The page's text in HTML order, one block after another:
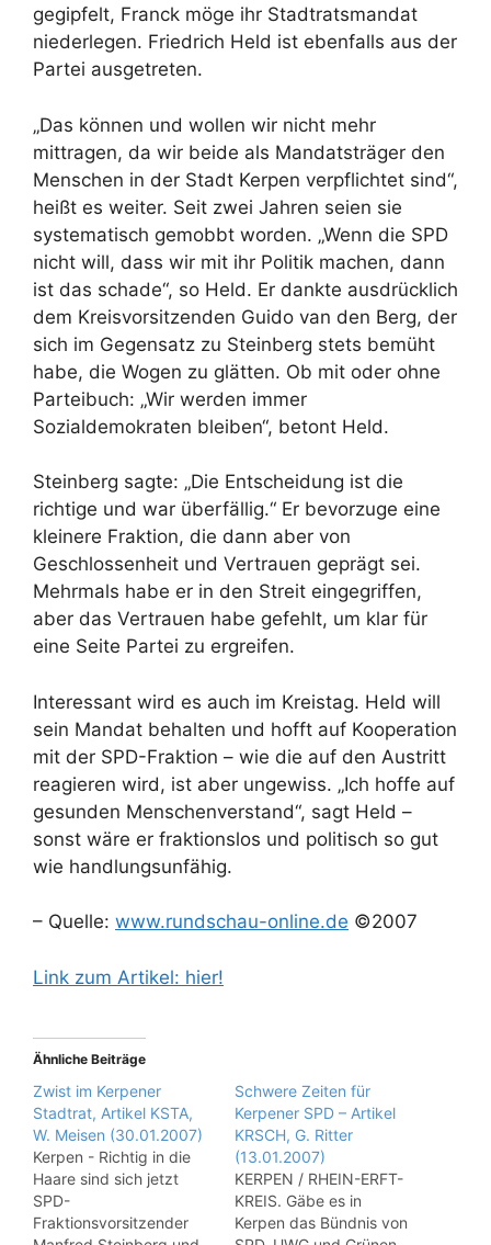
gegipfelt, Franck möge ihr Stadtratsmandat
niederlegen. Friedrich Held ist ebenfalls aus der
Partei ausgetreten.
„Das können und wollen wir nicht mehr
mittragen, da wir beide als Mandatsträger den
Menschen in der Stadt Kerpen verpflichtet sind“,
heißt es weiter. Seit zwei Jahren seien sie
systematisch gemobbt worden. „Wenn die SPD
nicht will, dass wir mit ihr Politik machen, dann
ist das schade“, so Held. Er dankte ausdrücklich
dem Kreisvorsitzenden Guido van den Berg, der
sich im Gegensatz zu Steinberg stets bemüht
habe, die Wogen zu glätten. Ob mit oder ohne
Parteibuch: „Wir werden immer
Sozialdemokraten bleiben“, betont Held.
Steinberg sagte: „Die Entscheidung ist die
richtige und war überfällig.“ Er bevorzuge eine
kleinere Fraktion, die dann aber von
Geschlossenheit und Vertrauen geprägt sei.
Mehrmals habe er in den Streit eingegriffen,
aber das Vertrauen habe gefehlt, um klar für
eine Seite Partei zu ergreifen.
Interessant wird es auch im Kreistag. Held will
sein Mandat behalten und hofft auf Kooperation
mit der SPD-Fraktion – wie die auf den Austritt
reagieren wird, ist aber ungewiss. „Ich hoffe auf
gesunden Menschenverstand“, sagt Held –
sonst wäre er fraktionslos und politisch so gut
wie handlungsunfähig.
– Quelle: www.rundschau-online.de ©2007
Link zum Artikel: hier!
Ähnliche Beiträge
Zwist im Kerpener
Stadtrat, Artikel KSTA,
W. Meisen (30.01.2007)
Kerpen - Richtig in die
Haare sind sich jetzt
SPD-
Fraktionsvorsitzender
Schwere Zeiten für
Kerpener SPD – Artikel
KRSCH, G. Ritter
(13.01.2007)
KERPEN / RHEIN-ERFT-
KREIS. Gäbe es in
Kerpen das Bündnis von